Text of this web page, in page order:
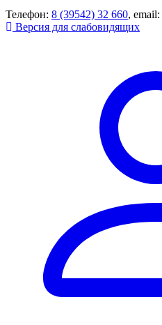
Телефон: 8 (39542) 32 660, email:
Версия для слабовидящих